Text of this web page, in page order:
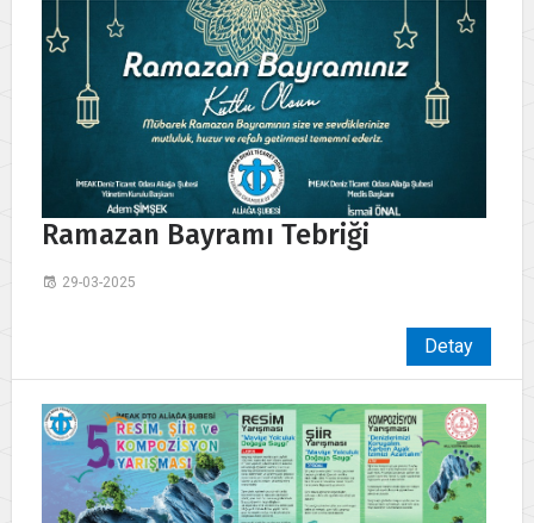
Ramazan Bayramı Tebriği
29-03-2025
Detay